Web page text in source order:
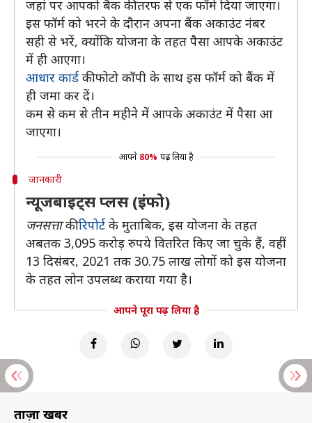
जहां पर आपको बैंक की तरफ से एक फॉर्म दिया जाएगा।
इस फॉर्म को भरने के दौरान अपना बैंक अकाउंट नंबर
सही से भरें, क्योंकि योजना के तहत पैसा आपके अकाउंट
में ही आएगा।
आधार कार्ड की फोटो कॉपी के साथ इस फॉर्म को बैंक में
ही जमा कर दें।
कम से कम से तीन महीने में आपके अकाउंट में पैसा आ
जाएगा।
आपने 80% पढ़ लिया है
जानकारी
न्यूजबाइट्स प्लस (इंफो)
जनसत्ताकीरिपोर्ट के मुताबिक, इस योजना के तहत
अबतक 3,095 करोड़ रुपये वितरित किए जा चुके हैं, वहीं
13 दिसंबर, 2021 तक 30.75 लाख लोगों को इस योजना
के तहत लोन उपलब्ध कराया गया है।
आपने पूरा पढ़ लिया है
ताज़ा खबरें